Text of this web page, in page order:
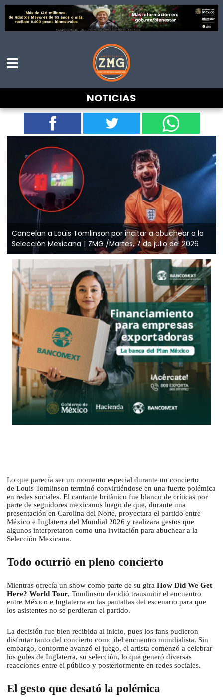
NOTICIAS
Cancelan a Louis Tomlinson por incitar a
abuchear a la Selección Mexicana
Cancelan a Louis Tomlinson por incitar a abuchear a la
Selección Mexicana
ZMG /Martes, 7 de julio del 2026
Lo que parecía ser un momento especial durante un concierto
de Louis Tomlinson terminó convirtiéndose en una fuerte polémica
en redes sociales. El cantante británico fue blanco de críticas por
parte de seguidores mexicanos luego de que, durante una
presentación en Carolina del Norte, proyectara el partido entre
México e Inglaterra del Mundial 2026 y realizara gestos que
algunos interpretaron como una invitación para abuchear a la
Selección Mexicana.
Todo ocurrió en pleno concierto
Mientras ofrecía un show como parte de su gira How Did We Get
Here? World Tour, Tomlinson decidió transmitir el encuentro
entre México e Inglaterra en las pantallas del escenario para que
los asistentes no se perdieran el partido.
La decisión fue bien recibida al inicio, pues los fans pudieron
disfrutar tanto del concierto como del encuentro mundialista. Sin
embargo, conforme avanzó el juego, el artista comenzó a celebrar
los goles de Inglaterra, su selección, lo que generó diversas
reacciones entre el público y posteriormente en redes sociales.
El gesto que desató la polémica